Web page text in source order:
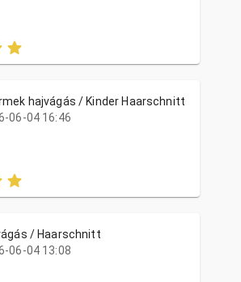
hajvágás / Kinder Haarschnitt
06-04 16:46
/ Haarschnitt
06-04 13:08